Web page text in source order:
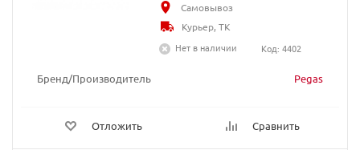
Бренд/Производитель Pegas
Отложить Сравнить
Самовывоз
Курьер, ТК
Нет в наличии
Код: 4402